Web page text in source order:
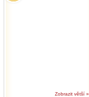
Zobrazit větší »